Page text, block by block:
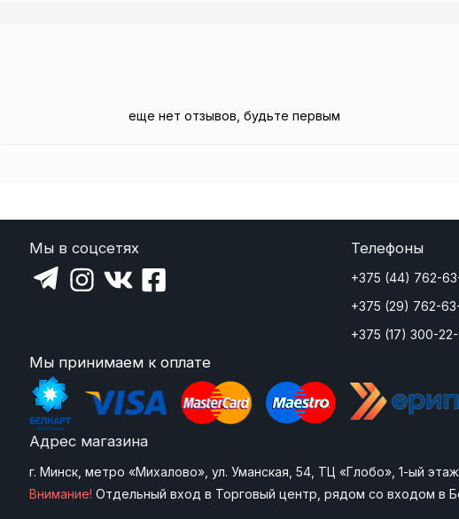
еще нет отзывов, будьте первым
Мы в соцсетях Телефоны
+375 (44) 762-
+375 (29) 762-
+375 (17) 300-
Мы принимаем к оплате
Адрес магазина
г. Минск, метро «Михалово», ул. Уманская, 54, ТЦ «Глобо», 1-ый
Внимание! Отдельный вход в Торговый центр, рядом со входом в